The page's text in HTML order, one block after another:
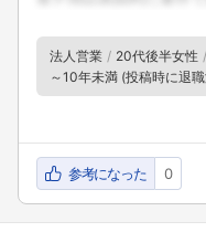
法人営業 20代後半女性
～10年未満 (投稿時に退
参考になった 0